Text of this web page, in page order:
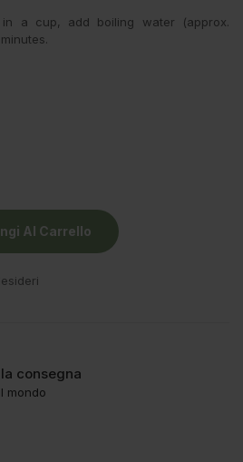
a cup, add boiling water (approx.
Al Carrello
consegna
mondo